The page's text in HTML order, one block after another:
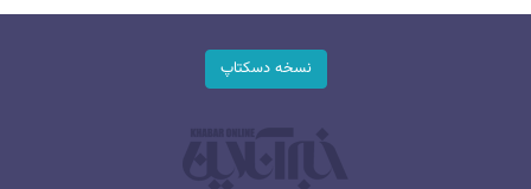
نسخه دسکتاپ